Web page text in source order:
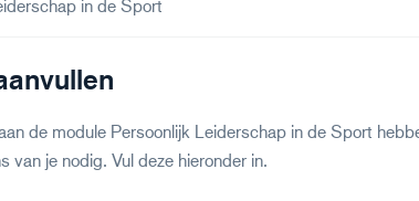
in de Sport
de module Persoonlijk Leiderschap in de Sport
van je nodig. Vul deze hieronder in.